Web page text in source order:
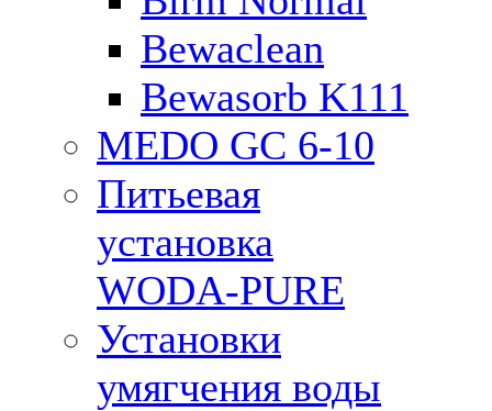
Bewaclean
Bewasorb K111
MEDO GC 6-10
Питьевая
установка
WODA-PURE
Установки
умягчения воды